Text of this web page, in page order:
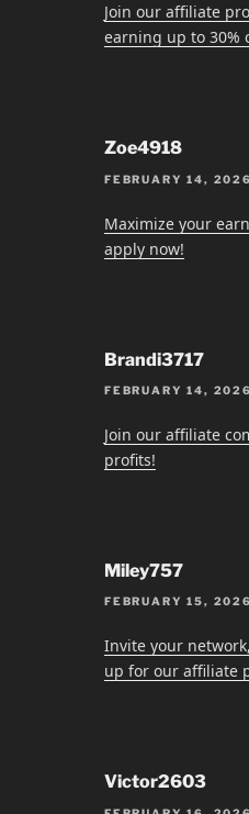
Join our affiliate
earning up to 30%
Zoe4918
FEBRUARY 14,
Maximize your
apply now!
Brandi3717
FEBRUARY 14,
Join our affiliate
profits!
Miley757
FEBRUARY 15,
Invite your
up for our affiliate
Victor2603